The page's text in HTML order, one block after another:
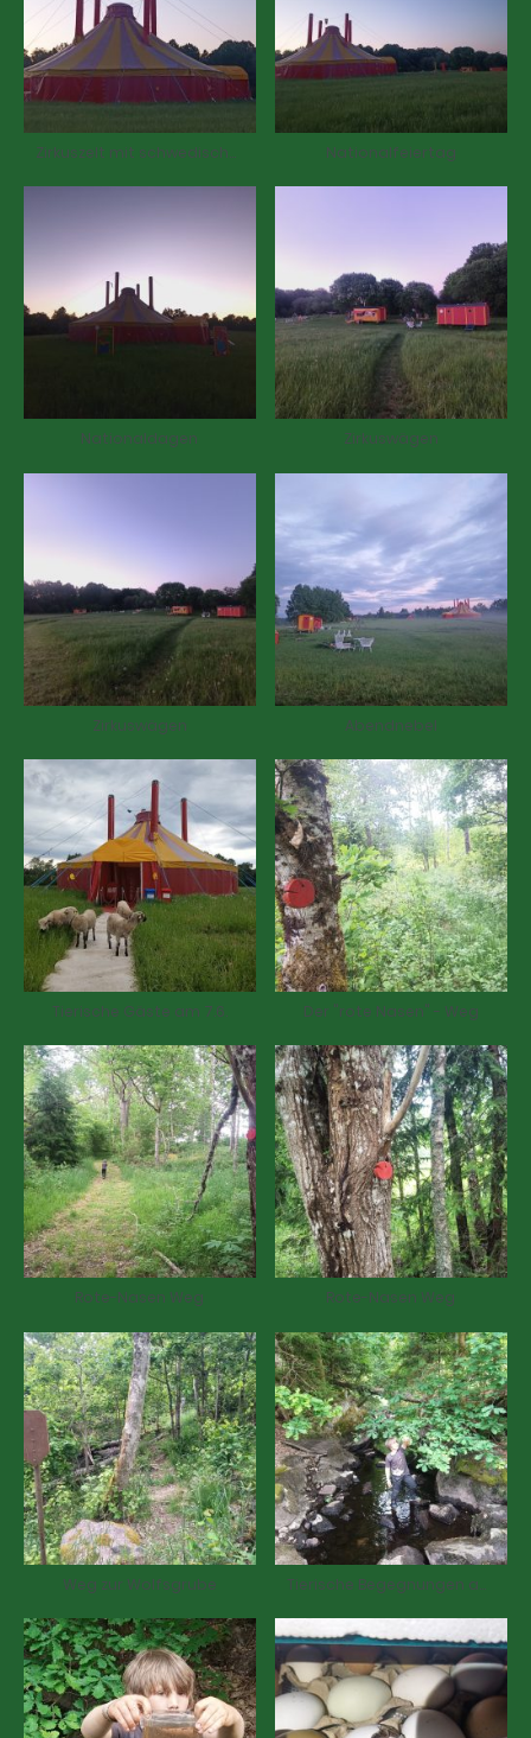
Zirkuszelt mit schwedischer Fahne Nationalfeiertag
Nationaldagen Zirkuswägen
Zirkuswägen Abendnebel
Tierische Gäste am 7.6. Der "rote Nasen" - Weg
Rote-Nasen Weg Rote-Nasen Weg
Weg zur Wolfsgrube Tierische Begegnungen am Bach